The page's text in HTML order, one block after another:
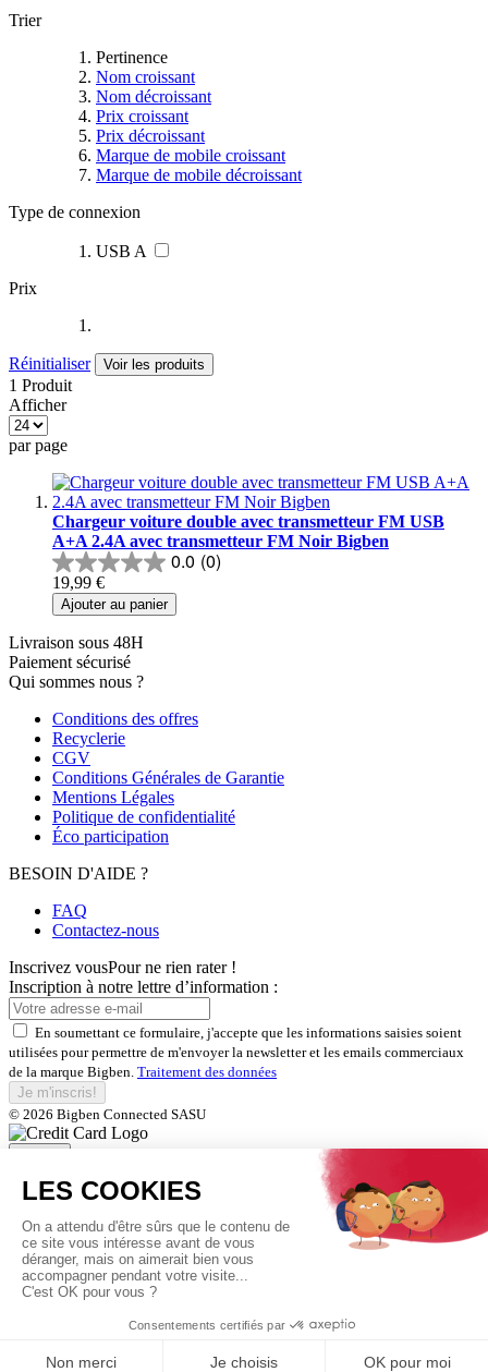
Trier
Pertinence
Nom croissant
Nom décroissant
Prix croissant
Prix décroissant
Marque de mobile croissant
Marque de mobile décroissant
Type de connexion
USB A
Prix
Réinitialiser Voir les produits
1 Produit
Afficher
par page
Chargeur voiture double avec transmetteur FM USB
A+A 2.4A avec transmetteur FM Noir Bigben
0.0 (0)
19,99 €
Ajouter au panier
Livraison sous 48H
Paiement sécurisé
Qui sommes nous ?
Conditions des offres
Recyclerie
CGV
Conditions Générales de Garantie
Mentions Légales
Politique de confidentialité
Éco participation
BESOIN D'AIDE ?
FAQ
Contactez-nous
Inscrivez vousPour ne rien rater !
Inscription à notre lettre d’information :
En soumettant ce formulaire, j'accepte que les informations saisies soient
utilisées pour permettre de m'envoyer la newsletter et les emails commerciaux
de la marque Bigben. Traitement des données
Je m'inscris!
© 2026 Bigben Connected SASU
Inscrivez-vous et bénéficiez de
nos offres exclusives
En soumettant ce formulaire, j'accepte que les informations saisies soient
utilisées pour permettre de m'envoyer la newsletter et les emails commerciaux
Je m'inscris!